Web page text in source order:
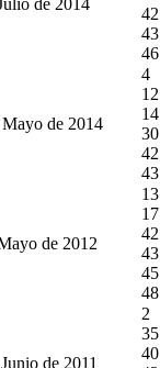
42
43
46
Mayo de 2014
4
12
14
30
42
43
de 2012
13
17
42
43
45
48
de 2011
2
35
40